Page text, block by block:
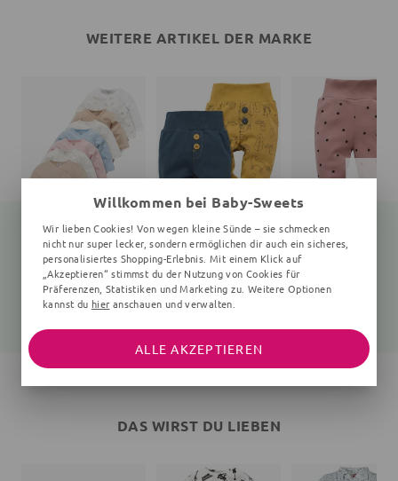
WEITERE ARTIKEL DER MARKE
Wickelbody
0-6 Monate
15,05 € 19,99 €
Hose Wald
22,99 €
Schlafanzughose
Punkte, rosa
DAS WIRST DU LIEBEN
Willkommen bei Baby-Sweets
Wir lieben Cookies! Von wegen kleine Sünde – sie schmecken
nicht nur super lecker, sondern ermöglichen dir auch ein sicheres,
personalisiertes Shopping-Erlebnis. Mit einem Klick auf
„Akzeptieren“ stimmst du der Nutzung von Cookies für
Präferenzen, Statistiken und Marketing zu. Weitere Optionen
kannst du hier anschauen und verwalten.
ALLE AKZEPTIEREN